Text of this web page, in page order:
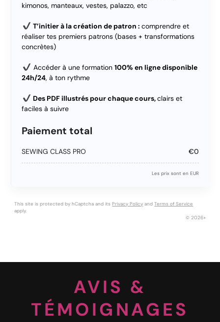
kimonos, manteaux, vestes, palazzo, etc
T’initier à la création de patron : comprendre et
réaliser tes premiers patrons (bases + transformations
concrètes)
Accéder à une formation 100% en ligne disponible
24h/24, à ton rythme
Des PDF illustrés pour chaque cours,clairs et
faciles à suivre
Paiement total
SEWING CLASS PRO €0
Les prix sont en EUR
This site is protected by hCaptcha and itsPrivacy Policy andTerms of Service
apply.
© 2026+
AVIS &
TÉMOIGNAGES